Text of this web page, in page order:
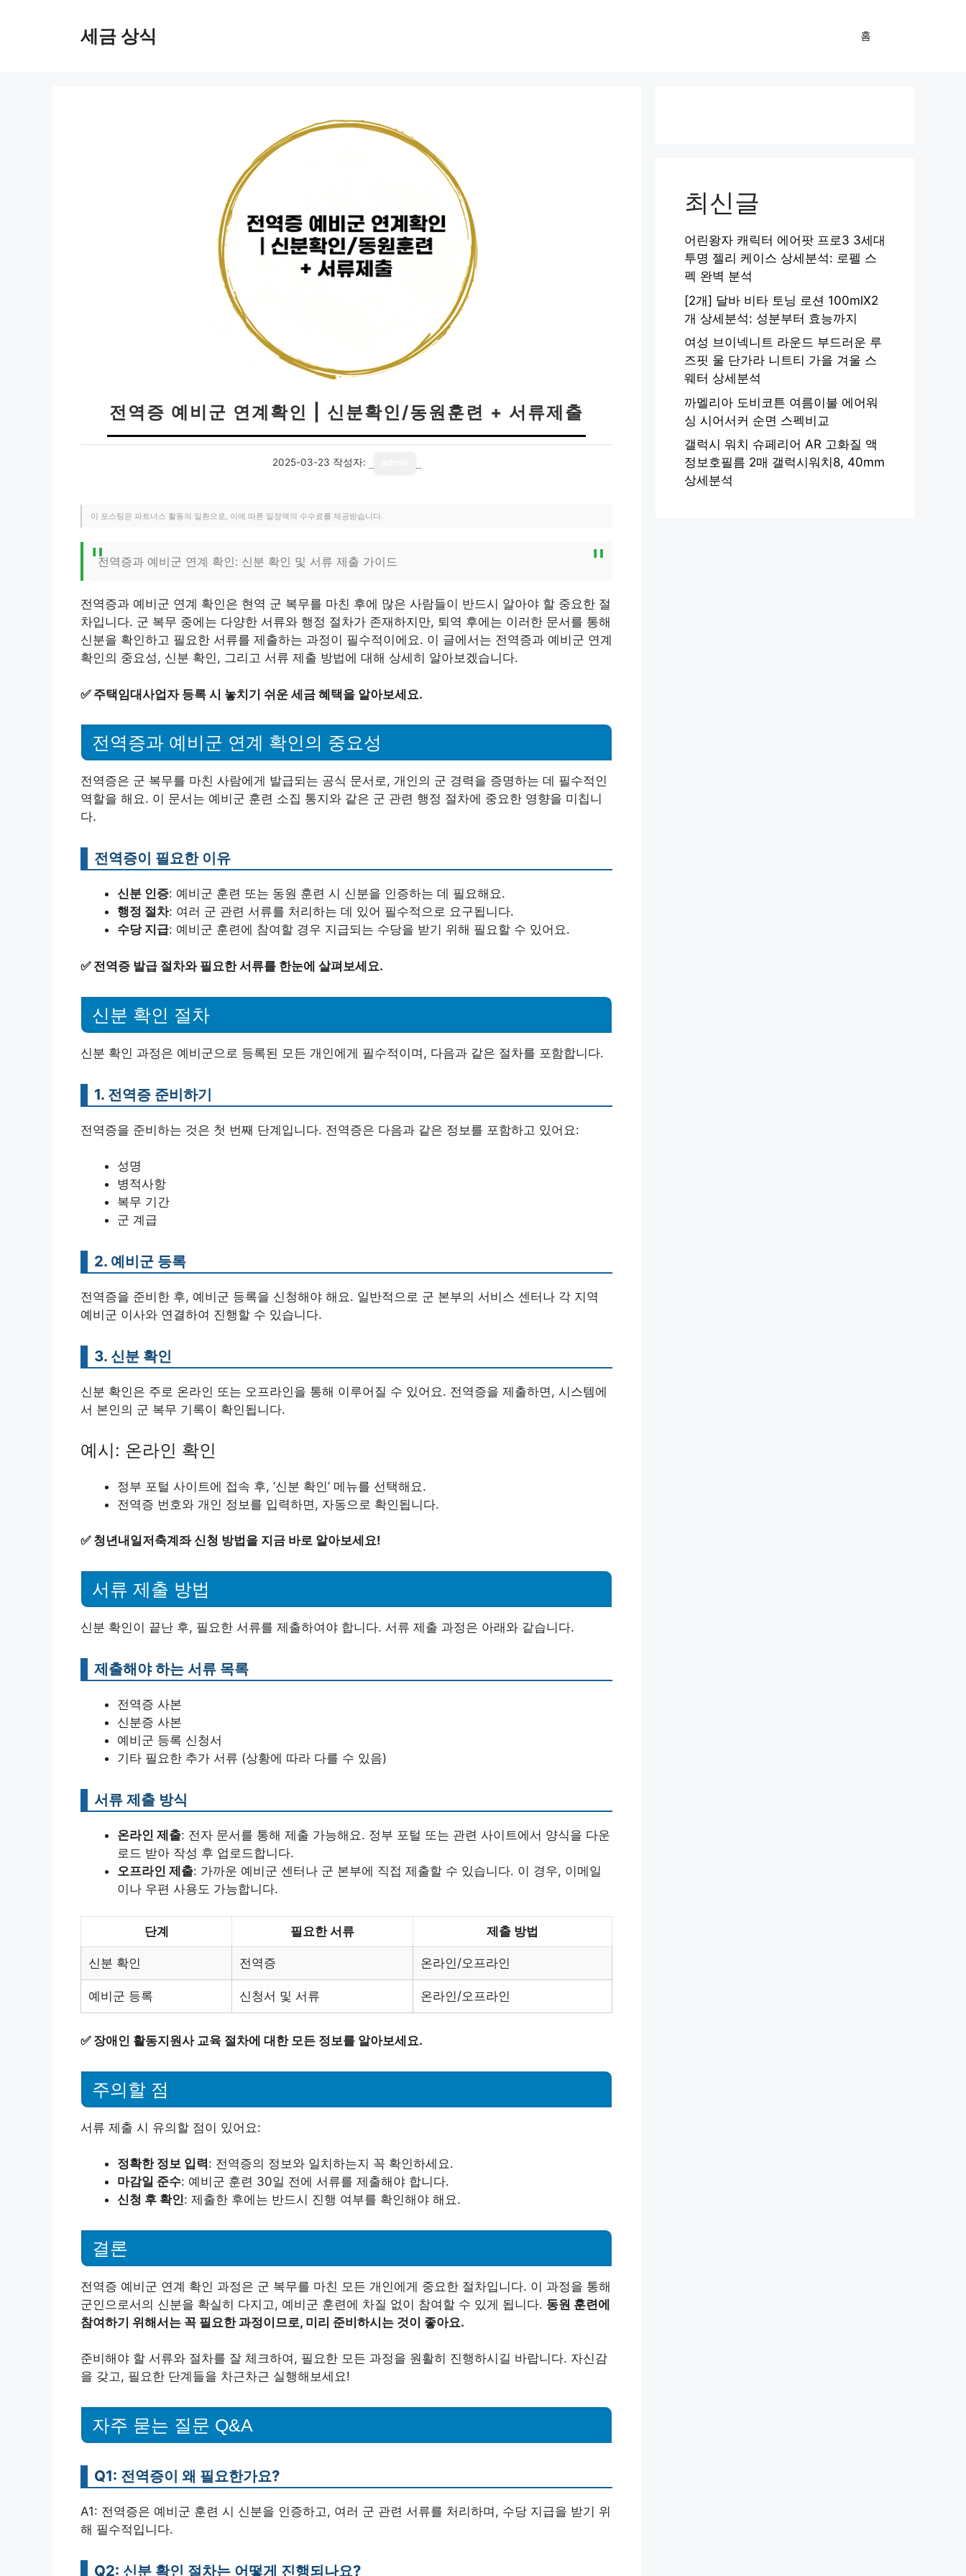
세금 상식 홈
전역증 예비군 연계확인 | 신분확인/동원훈련 + 서류제출
2025-03-23 작성자:
이 포스팅은 파트너스 활동의 일환으로, 이에 따른 일정액의 수수료를 제공받습니다.
전역증과 예비군 연계 확인: 신분 확인 및 서류 제출 가이드
전역증과 예비군 연계 확인은 현역 군 복무를 마친 후에 많은 사람들이 반드시 알아야 할 중요한 절
차입니다. 군 복무 중에는 다양한 서류와 행정 절차가 존재하지만, 퇴역 후에는 이러한 문서를 통해
신분을 확인하고 필요한 서류를 제출하는 과정이 필수적이에요. 이 글에서는 전역증과 예비군 연계
확인의 중요성, 신분 확인, 그리고 서류 제출 방법에 대해 상세히 알아보겠습니다.
✅ 주택임대사업자 등록 시 놓치기 쉬운 세금 혜택을 알아보세요.
전역증과 예비군 연계 확인의 중요성
전역증은 군 복무를 마친 사람에게 발급되는 공식 문서로, 개인의 군 경력을 증명하는 데 필수적인
역할을 해요. 이 문서는 예비군 훈련 소집 통지와 같은 군 관련 행정 절차에 중요한 영향을 미칩니
다.
전역증이 필요한 이유
신분 인증: 예비군 훈련 또는 동원 훈련 시 신분을 인증하는 데 필요해요.
행정 절차: 여러 군 관련 서류를 처리하는 데 있어 필수적으로 요구됩니다.
수당 지급: 예비군 훈련에 참여할 경우 지급되는 수당을 받기 위해 필요할 수 있어요.
✅ 전역증 발급 절차와 필요한 서류를 한눈에 살펴보세요.
신분 확인 절차
신분 확인 과정은 예비군으로 등록된 모든 개인에게 필수적이며, 다음과 같은 절차를 포함합니다.
1. 전역증 준비하기
전역증을 준비하는 것은 첫 번째 단계입니다. 전역증은 다음과 같은 정보를 포함하고 있어요:
성명
병적사항
복무 기간
군 계급
2. 예비군 등록
전역증을 준비한 후, 예비군 등록을 신청해야 해요. 일반적으로 군 본부의 서비스 센터나 각 지역
예비군 이사와 연결하여 진행할 수 있습니다.
3. 신분 확인
신분 확인은 주로 온라인 또는 오프라인을 통해 이루어질 수 있어요. 전역증을 제출하면, 시스템에
서 본인의 군 복무 기록이 확인됩니다.
예시: 온라인 확인
정부 포털 사이트에 접속 후, ‘신분 확인’ 메뉴를 선택해요.
전역증 번호와 개인 정보를 입력하면, 자동으로 확인됩니다.
✅ 청년내일저축계좌 신청 방법을 지금 바로 알아보세요!
서류 제출 방법
신분 확인이 끝난 후, 필요한 서류를 제출하여야 합니다. 서류 제출 과정은 아래와 같습니다.
제출해야 하는 서류 목록
전역증 사본
신분증 사본
예비군 등록 신청서
기타 필요한 추가 서류 (상황에 따라 다를 수 있음)
서류 제출 방식
온라인 제출: 전자 문서를 통해 제출 가능해요. 정부 포털 또는 관련 사이트에서 양식을 다운
로드 받아 작성 후 업로드합니다.
오프라인 제출: 가까운 예비군 센터나 군 본부에 직접 제출할 수 있습니다. 이 경우, 이메일
이나 우편 사용도 가능합니다.
단계 필요한 서류 제출 방법
신분 확인 전역증 온라인/오프라인
예비군 등록 신청서 및 서류 온라인/오프라인
✅ 장애인 활동지원사 교육 절차에 대한 모든 정보를 알아보세요.
주의할 점
서류 제출 시 유의할 점이 있어요:
정확한 정보 입력: 전역증의 정보와 일치하는지 꼭 확인하세요.
마감일 준수: 예비군 훈련 30일 전에 서류를 제출해야 합니다.
신청 후 확인: 제출한 후에는 반드시 진행 여부를 확인해야 해요.
결론
전역증 예비군 연계 확인 과정은 군 복무를 마친 모든 개인에게 중요한 절차입니다. 이 과정을 통해
군인으로서의 신분을 확실히 다지고, 예비군 훈련에 차질 없이 참여할 수 있게 됩니다. 동원 훈련에
참여하기 위해서는 꼭 필요한 과정이므로, 미리 준비하시는 것이 좋아요.
준비해야 할 서류와 절차를 잘 체크하여, 필요한 모든 과정을 원활히 진행하시길 바랍니다. 자신감
을 갖고, 필요한 단계들을 차근차근 실행해보세요!
자주 묻는 질문 Q&A
Q1: 전역증이 왜 필요한가요?
A1: 전역증은 예비군 훈련 시 신분을 인증하고, 여러 군 관련 서류를 처리하며, 수당 지급을 받기 위
해 필수적입니다.
Q2: 신분 확인 절차는 어떻게 진행되나요?
최신글
어린왕자 캐릭터 에어팟 프로3 3세대
투명 젤리 케이스 상세분석: 로펠 스
펙 완벽 분석
[2개] 달바 비타 토닝 로션 100mlX2
개 상세분석: 성분부터 효능까지
여성 브이넥니트 라운드 부드러운 루
즈핏 울 단가라 니트티 가을 겨울 스
웨터 상세분석
까멜리아 도비코튼 여름이불 에어워
싱 시어서커 순면 스펙비교
갤럭시 워치 슈페리어 AR 고화질 액
정보호필름 2매 갤럭시워치8, 40mm
상세분석